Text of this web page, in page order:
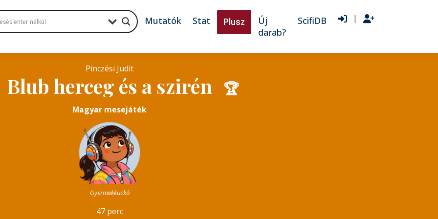
Mutatók Stat Plusz
Új
darab?
ScifiDB |
Pinczési Judit
Blub herceg és a szirén 🏆
Magyar mesejáték
Gyermekkuckó
47 perc